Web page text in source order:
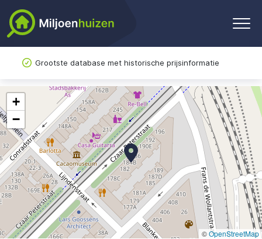
Grootste database met historische prijsinformatie
+
−
©OpenStreetMap